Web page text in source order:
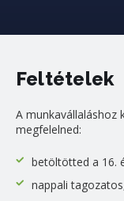
Feltételek
A munkavállaláshoz
megfelelned:
betöltötted a 16.
nappali